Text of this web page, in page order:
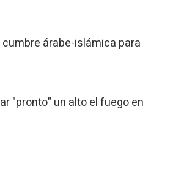
árabe-islámica para
"pronto" un alto el fuego en